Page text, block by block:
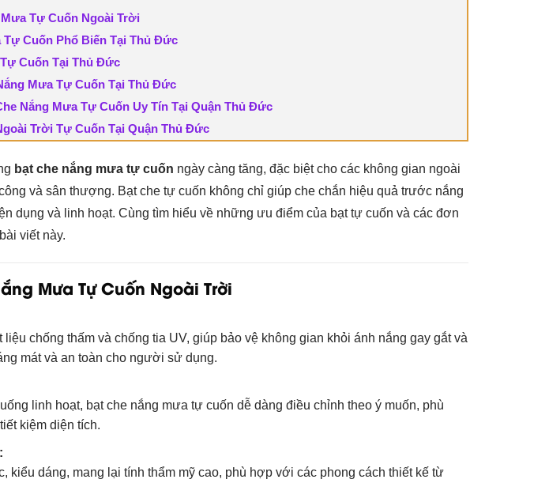
Tự Cuốn Ngoài Trời
Tự Cuốn Phổ Biến Tại Thủ Đức
Cuốn Tại Thủ Đức
Mưa Tự Cuốn Tại Thủ Đức
Nắng Mưa Tự Cuốn Uy Tín Tại Quận Thủ Đức
Trời Tự Cuốn Tại Quận Thủ Đức
bạt che nắng mưa tự cuốn ngày càng tăng, đặc biệt cho các không gian ngoài
và sân thượng. Bạt che tự cuốn không chỉ giúp che chắn hiệu quả trước nắng
dụng và linh hoạt. Cùng tìm hiểu về những ưu điểm của bạt tự cuốn và các đơn
viết này.
Mưa Tự Cuốn Ngoài Trời
chống thấm và chống tia UV, giúp bảo vệ không gian khỏi ánh nắng gay gắt và
mát và an toàn cho người sử dụng.
linh hoạt, bạt che nắng mưa tự cuốn dễ dàng điều chỉnh theo ý muốn, phù
kiệm diện tích.
kiểu dáng, mang lại tính thẩm mỹ cao, phù hợp với các phong cách thiết kế từ